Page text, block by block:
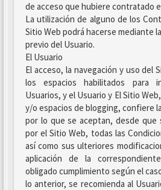
de acceso que hubiere contratado
La utilización de alguno de los
Sitio Web podrá hacerse mediante
previo del Usuario.
El Usuario
El acceso, la navegación y uso del
los espacios habilitados para
Usuarios, y el Usuario y El Sitio
y/o espacios de blogging, confiere
por lo que se aceptan, desde que
por el Sitio Web, todas las
así como sus ulteriores
aplicación de la
obligado cumplimiento según el
lo anterior, se recomienda al